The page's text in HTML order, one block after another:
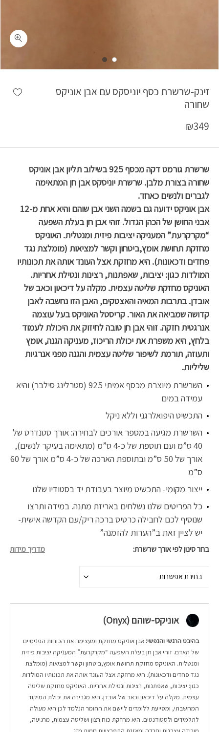
זינק-שרשרת כסף יוניסקס עם אבן אוניקס
שחורה
₪349
שרשרת גורמט דקה מכסף 925 בשילוב תליון אבן אוניקס
שחורה בצורת מלבן. שרשרת יוניסקס אבן חן המתאימה
לגברים ולנשים כאחד.
אבן אוניקס ידועה גם בשמה השני אבן שוהם והיא אחת מ-12
אבני החושן של הכהן הגדול. זוהי אבן חן בעלת השפעה
“מקרקרעת” המעניקה יציבות פיזית ומנטלית. האוניקס
מחזקת תחושת אומץ,ביטחון וקשר למציאות (מומלצת נגד
פחדים ודכאונות). היא מחזקת אצל העונד אותה את תכונותיו
המולדות כגון: יציבות, שאפתנות, רצינות ונטילת אחריות.
האוניקס מחזקת שליטה עצמית. מקלה על דיכאון וכאב של
אובדן. בתרבות המאיה והאצטקים, האבן הזו נחשבה לאבן
קדושה שמביאה את האור. קריסטל האוניקס בעל עוצמה
אנרגטית חזקה. זוהי אבן חן טובה לחיזוק את היכולת לעמוד
בלחץ, היא משפרת את יכולת הריכוז, מעניקה הגנה, אומץ
ותעוזה, תורמת לשיפור שליטה עצמית והגנה מפני אנרגיות
שליליות.
השרשרת מיוצרת מכסף אמיתי 925 (סטרלינג סילבר) והיא
עמידה במים
התכשיט היפואלרגני וללא ניקל
השרשרת מגיעה במספר אורכים לבחירה: אורך סטנדרט של
40 ס”מ ועם תוספת של כ-4 ס”מ (מתאימה בעיקר לנשים),
אורך של 50 ס”מ ובתוספת הארכה של כ-4 ס”מ אורך של 60
ס”מ
ייצור מקומי- התכשיט מיוצר בעבודת יד בסטודיו שלנו
כל הפריטים שלנו נשלחים באריזת מתנה. במידה ותרצו
שנוסיף לכם לחבילה כרטיס ברכה ריק/עם הקדשה אישית-
יש לציין זאת ב”הערות להזמנה”
בחר סינון לפי אורך שרשרת מדריך מידות
בחירת אפשרות
אוניקס-שוהם (Onyx)
בהיבט הרגשי והנפשי: אבן אוניקס מחזקת ומעצימה את הכוחות הפנימיים
של האדם. זוהי אבן חן בעלת השפעה “מקרקרעת” המעניקה יציבות פיזית
ומנטלית. האוניקס מחזקת תחושת אומץ,ביטחון וקשר למציאות (מומלצת
נגד פחדים ודכאונות). היא מחזקת אצל העונד אותה את תכונותיו המולדות
כגון: יציבות, שאפתנות, רצינות ונטילת אחריות. האוניקס מחזקת שליטה
עצמית. מקלה על דיכאון וכאב של אובדן. היא מגבירה את יכולת המיקוד
המחשבתי, ומסייעת ללומדים ליישם את החומר הנלמד לכן היא מעולה
לתלמידים ולסטודנטים. היא מחזקת כוח רצון ושליטה עצמית, מרגיעה,